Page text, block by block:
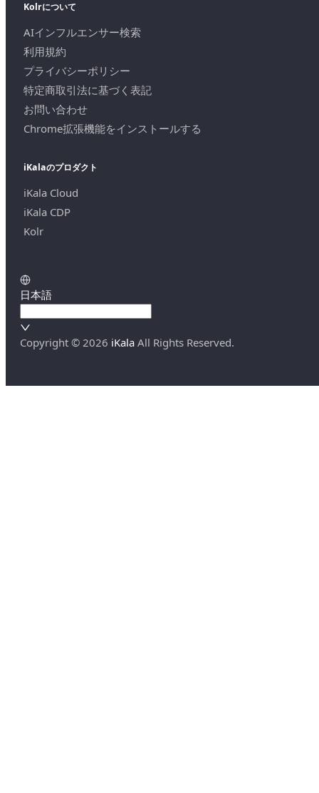
Kolrについて
AIインフルエンサー検索
利用規約
プライバシーポリシー
特定商取引法に基づく表記
お問い合わせ
Chrome拡張機能をインストールする
iKalaのプロダクト
iKala Cloud
iKala CDP
Kolr
日本語
Copyright © 2026 iKala All Rights Reserved.